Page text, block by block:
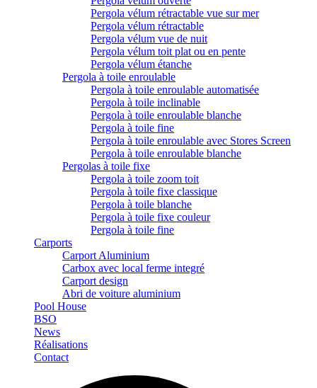
Pergola vélum rétractable vue sur mer
Pergola vélum rétractable
Pergola vélum vue de nuit
Pergola vélum toit plat ou en pente
Pergola vélum étanche
Pergola à toile enroulable
Pergola à toile enroulable automatisée
Pergola à toile inclinable
Pergola à toile enroulable blanche
Pergola à toile fine
Pergola à toile enroulable avec Stores Screen
Pergola à toile enroulable blanche
Pergolas à toile fixe
Pergola à toile zoom toit
Pergola à toile fixe classique
Pergola à toile blanche
Pergola à toile fixe couleur
Pergola à toile fine
Carports
Carport Aluminium
Carbox avec local ferme integré
Carport design
Abri de voiture aluminium
Pool House
BSO
News
Réalisations
Contact